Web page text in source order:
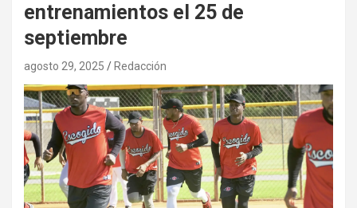
entrenamientos el 25 de
septiembre
agosto 29, 2025 Redacción